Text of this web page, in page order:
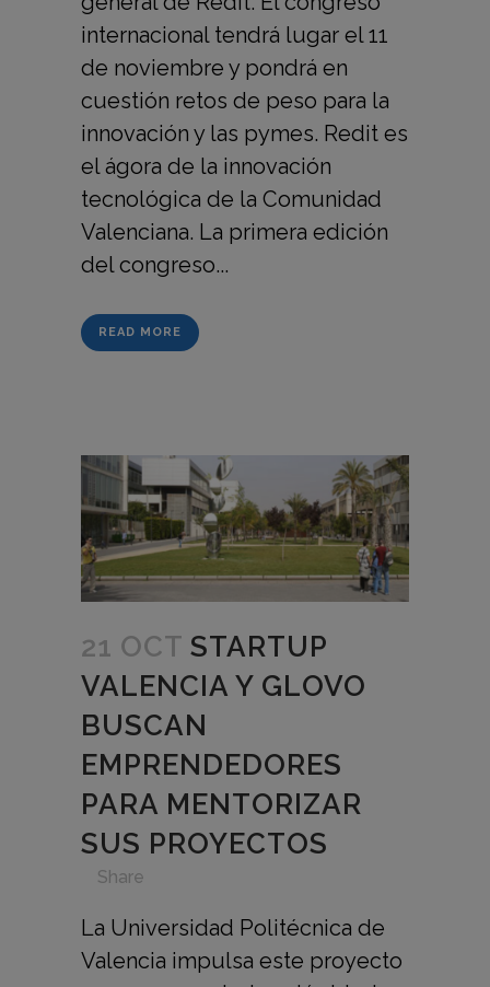
internacional tendrá lugar el 11
de noviembre y pondrá en
cuestión retos de peso para la
innovación y las pymes. Redit es
el ágora de la innovación
tecnológica de la Comunidad
Valenciana. La primera edición
del congreso...
READ MORE
21 OCT STARTUP
VALENCIA Y GLOVO
BUSCAN
EMPRENDEDORES
PARA MENTORIZAR
SUS PROYECTOS
Share
La Universidad Politécnica de
Valencia impulsa este proyecto